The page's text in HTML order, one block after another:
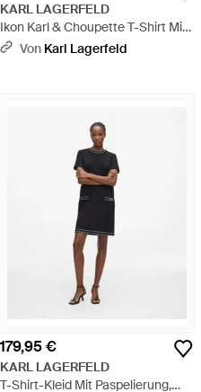
KARL LAGERFELD
Ikon Karl & Choupette T-Shirt Mit
Strass, Damen, Größe - Weiß
Von Karl Lagerfeld
179,95 €
KARL LAGERFELD
T-Shirt-Kleid Mit Paspelierung,